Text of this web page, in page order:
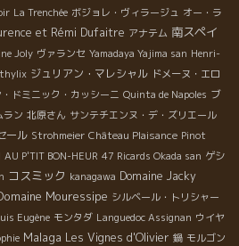
La Trenchée ボジョレ・ヴィラージュ オー・ラ
et Rémi Dufaitre アナテム 南スペイ
Joly ヴァランセ Yamadaya Yajima san Henri-
ジュリアン・マレシャル ドメーヌ・エロ
ドミニック・カッシーニ Quinta de Napoles ブ
ラン 北原さん サンテチエンヌ・デ・ズリエール
ール Strohmeier Château Plaisance Pinot
AU P'TIT BON-HEUR 47 Ricards Okada san ゲシ
コスミック kanagawa Domaine Jacky
Mouressipe シルベール・トリシャー
Eugène モンタダ Languedoc Assignan ウイヤ
Malaga Les Vignes d'Olivier 鍋 モルゴン